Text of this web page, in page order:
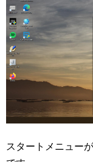
スタートメニュー